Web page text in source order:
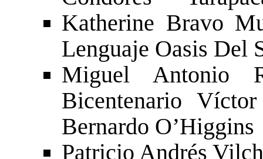
Katherine Bravo
Lenguaje Oasis Del
Miguel Antonio
Bicentenario
Bernardo O’Higgins
Patricio Andrés